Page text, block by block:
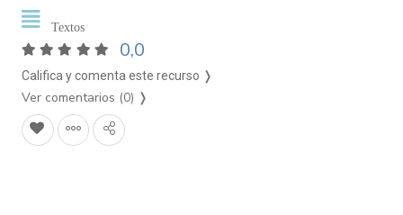
Textos
0,0
Califica y comenta este recurso ❭
Ver comentarios (0) ❭